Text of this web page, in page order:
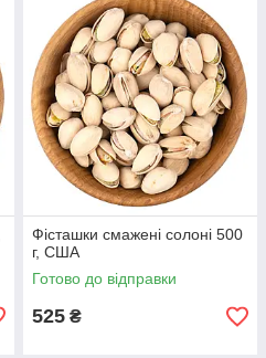
Фісташки смажені солоні 500
г, США
Готово до відправки
525 ₴